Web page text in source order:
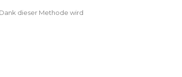
dieser Methode wird